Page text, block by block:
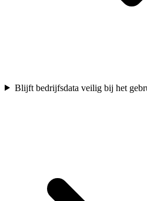
Blijft bedrijfsdata veilig bij het